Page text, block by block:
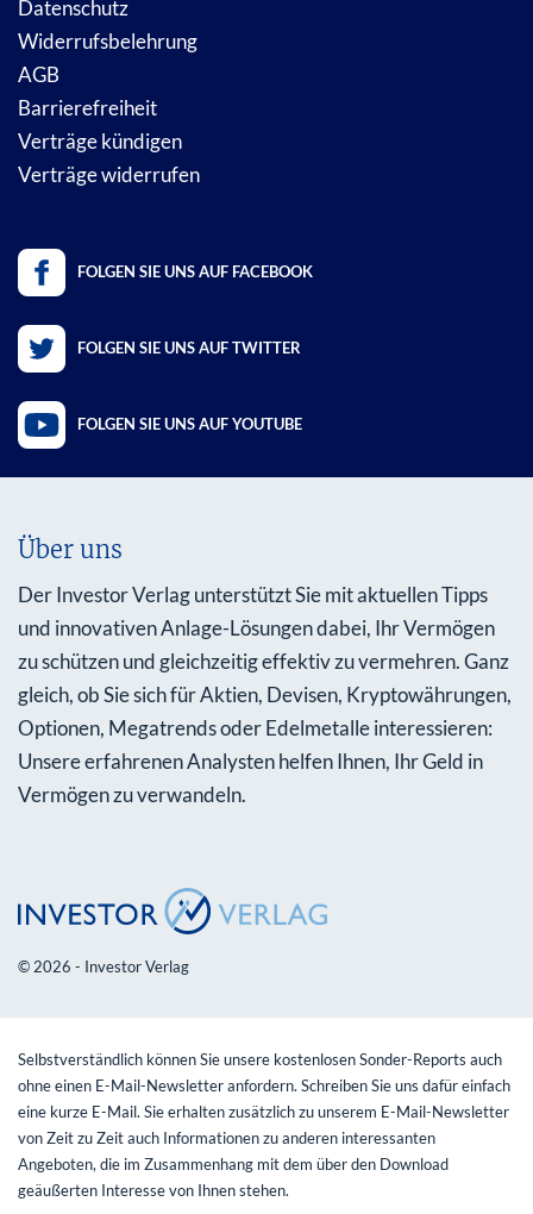
Datenschutz
Widerrufsbelehrung
AGB
Barrierefreiheit
Verträge kündigen
Verträge widerrufen
FOLGEN SIE UNS AUF FACEBOOK
FOLGEN SIE UNS AUF TWITTER
FOLGEN SIE UNS AUF YOUTUBE
Über uns
Der Investor Verlag unterstützt Sie mit aktuellen Tipps
und innovativen Anlage-Lösungen dabei, Ihr Vermögen
zu schützen und gleichzeitig effektiv zu vermehren. Ganz
gleich, ob Sie sich für Aktien, Devisen, Kryptowährungen,
Optionen, Megatrends oder Edelmetalle interessieren:
Unsere erfahrenen Analysten helfen Ihnen, Ihr Geld in
Vermögen zu verwandeln.
© 2026 - Investor Verlag
Selbstverständlich können Sie unsere kostenlosen Sonder-Reports auch
ohne einen E-Mail-Newsletter anfordern. Schreiben Sie uns dafür einfach
eine kurze E-Mail. Sie erhalten zusätzlich zu unserem E-Mail-Newsletter
von Zeit zu Zeit auch Informationen zu anderen interessanten
Angeboten, die im Zusammenhang mit dem über den Download
geäußerten Interesse von Ihnen stehen.